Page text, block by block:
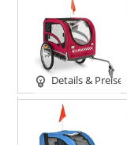
Details & Preise